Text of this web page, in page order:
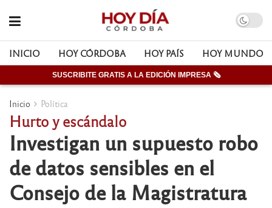
INICIO HOY CÓRDOBA HOY PAÍS HOY MUNDO
SUSCRIBITE GRATIS A LA EDICIÓN IMPRESA 🗞
Inicio Política
Hurto y escándalo
Investigan un supuesto robo
de datos sensibles en el
Consejo de la Magistratura